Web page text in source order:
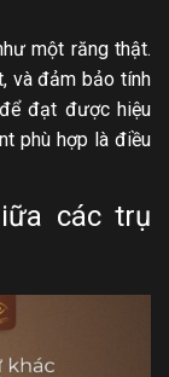
một răng thật.
và đảm bảo tính
đạt được hiệu
phù hợp là điều
các trụ